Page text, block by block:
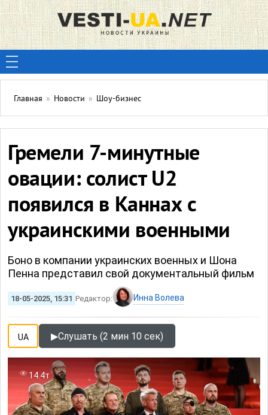
Главная » Новости » Шоу-бизнес
Гремели 7-минутные
овации: солист U2
появился в Каннах с
украинскими военными
Боно в компании украинских военных и Шона
Пенна представил свой документальный фильм
18-05-2025, 15:31 Редактор: Инна Волева
UA ▶Слушать (2 мин 10 сек)
14.4т